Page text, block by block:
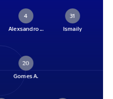
4
Alexsandro ...
31
Ismaily
20
Gomes A.